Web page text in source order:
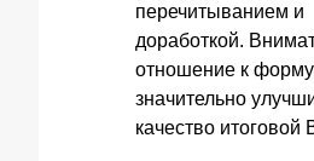
перечитыванием и
доработкой.
отношение к
значительно
качество итоговой